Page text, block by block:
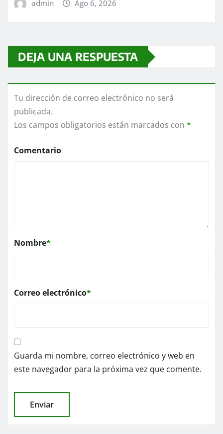
admin Ago 6, 2026
DEJA UNA RESPUESTA
Tu dirección de correo electrónico no será
publicada.
Los campos obligatorios están marcados con *
Comentario
Nombre*
Correo electrónico*
Guarda mi nombre, correo electrónico y web en
este navegador para la próxima vez que comente.